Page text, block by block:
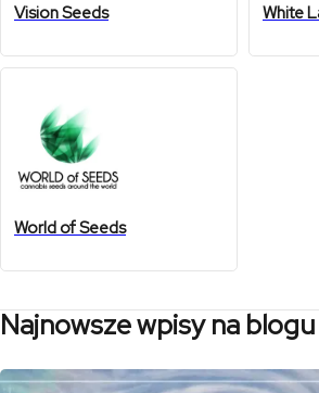
Vision Seeds White
World of Seeds
Najnowsze wpisy na blogu